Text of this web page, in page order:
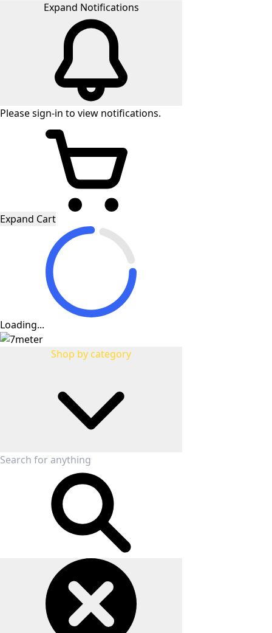
Expand Notifications
Pleasesign-in to view notifications.
Expand Cart
Loading...
Shop by category